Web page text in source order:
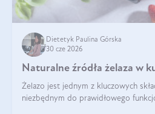
Dietetyk Paulina Górska
30 cze 2026
Naturalne źródła żelaza w
Żelazo jest jednym z kluczowych
niezbędnym do prawidłowego